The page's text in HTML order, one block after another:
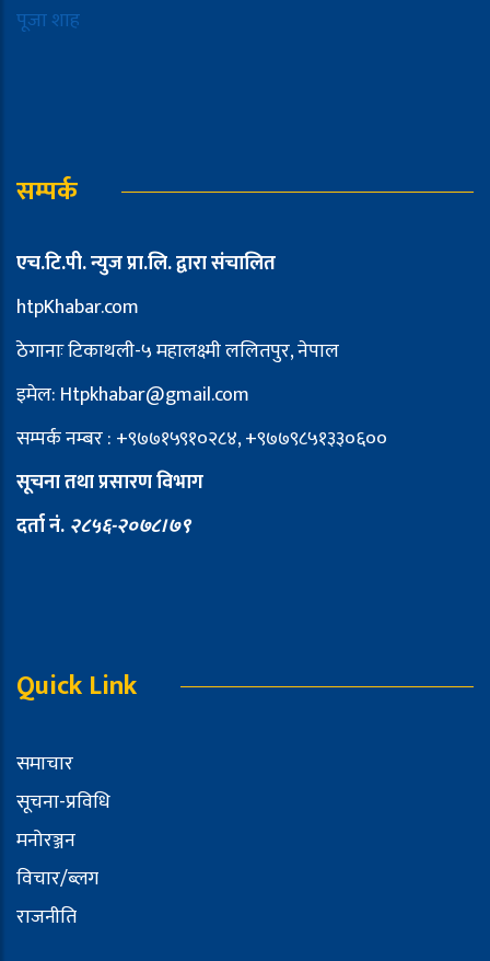
पूजा शाह
सम्पर्क
एच.टि.पी. न्युज प्रा.लि. द्वारा संचालित
htpKhabar.com
ठेगानाः टिकाथली-५ महालक्ष्मी ललितपुर, नेपाल
इमेल: Htpkhabar@gmail.com
सम्पर्क नम्बर : +९७७१५९१०२८४, +९७७९८५१३३०६००
सूचना तथा प्रसारण विभाग
दर्ता नं. २८५६-२०७८।७९
Quick Link
समाचार
सूचना-प्रविधि
मनोरञ्जन
विचार/ब्लग
राजनीति